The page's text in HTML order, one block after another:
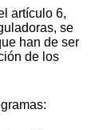
artículo 6,
se
han de ser
de los